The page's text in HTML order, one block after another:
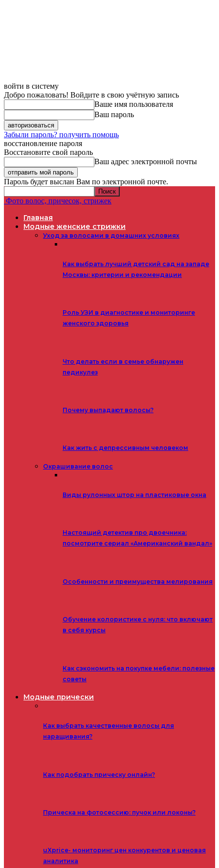
войти в систему
Добро пожаловать! Войдите в свою учётную запись
Ваше имя пользователя
Ваш пароль
Забыли пароль? получить помощь
восстановление пароля
Восстановите свой пароль
Ваш адрес электронной почты
Пароль будет выслан Вам по электронной почте.
Фото волос, причесок, стрижек
Главная
Модные женские стрижки
Уход за волосами в домашних условиях
Как выбрать лучший детский сад на западе
Москвы: критерии и рекомендации
Роль УЗИ в диагностике и мониторинге
женского здоровья
Что делать если в семье обнаружен
педикулез
Почему выпадают волосы?
Как жить с депрессивным человеком
Окрашивание волос
Виды рулонных штор на пластиковые окна
Настоящий детектив про двоечника:
посмотрите сериал «Американский вандал»
Особенности и преимущества мелирования
Обучение колористике с нуля: что включают
в себя курсы
Как сэкономить на покупке мебели: полезные
советы
Модные прически
Как выбрать качественные волосы для
наращивания?
Как подобрать прическу онлайн?
Прическа на фотосессию: пучок или локоны?
uXprice- мониторинг цен конкурентов и ценовая
аналитика